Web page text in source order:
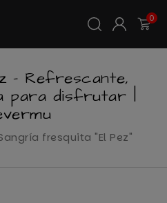
0
– Refrescante,
para disfrutar |
fresquita "El Pez"